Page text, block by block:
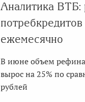
Аналитика ВТБ:
ежемесячно
В июне объем
вырос на 25% по
рублей